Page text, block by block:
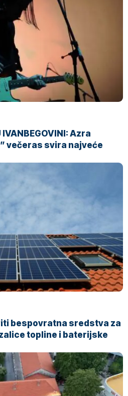
IVANBEGOVINI: Azra
večeras svira najveće
bespovratna sredstva za
topline i baterijske